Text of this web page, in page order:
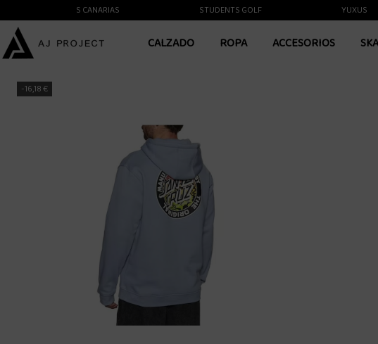
A LAS ISLAS CANARIAS STUDENTS GOLF YUXUS
CALZADO ROPA ACCESORIOS
-16,18 €